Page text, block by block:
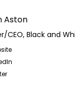
Aston
CEO, Black and
new
new
new